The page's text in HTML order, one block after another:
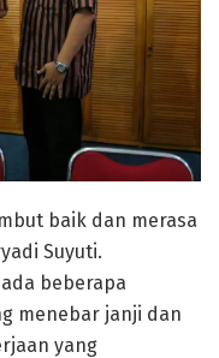
baik dan merasa
Suyuti.
beberapa
menebar janji dan
yang